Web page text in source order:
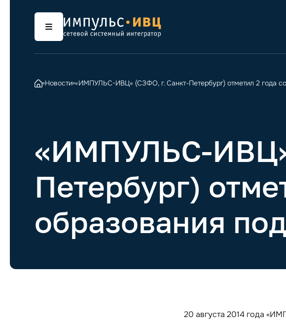
Новости «ИМПУЛЬС-ИВЦ» (СЗФО, г. Санкт-Петербург) отметил 2 года
«ИМПУЛЬС-
Петербург)
образования
20 августа 2014 года